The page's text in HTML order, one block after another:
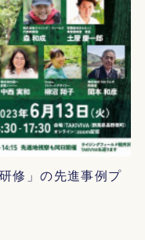
修」の先進事例プ